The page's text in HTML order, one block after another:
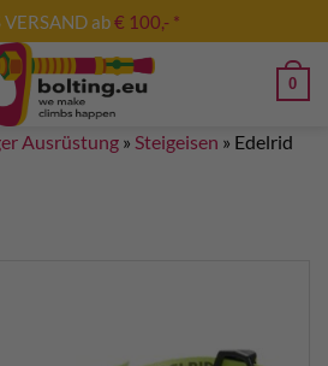
VERSAND ab€ 100,- *
0
Ausrüstung » Steigeisen » Edelrid